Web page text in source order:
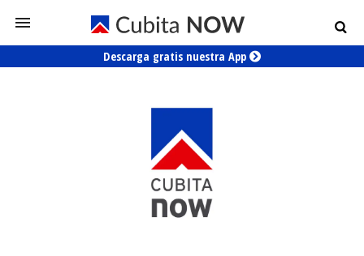
Descarga gratis nuestra App